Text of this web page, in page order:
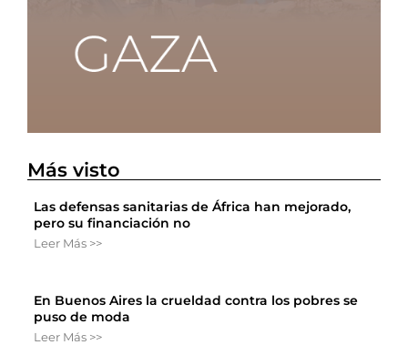
Más visto
Las defensas sanitarias de África han mejorado,
pero su financiación no
Leer Más >>
En Buenos Aires la crueldad contra los pobres se
puso de moda
Leer Más >>